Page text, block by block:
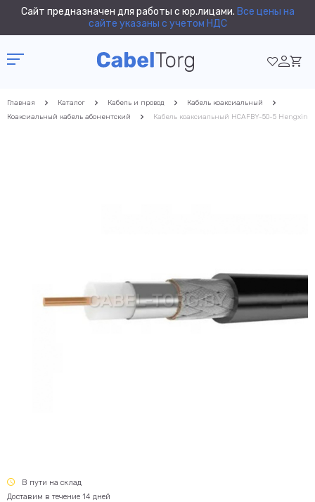
Сайт предназначен для работы с юр.лицами. Все цены на
сайте указаны с учетом НДС
Главная Каталог Кабель и провод
Кабель коаксиальный
Коаксиальный кабель абонентский
Кабель коаксиальный HCAFBY-50-5 Hengxin
В пути на склад
Доставим в течение 14 дней